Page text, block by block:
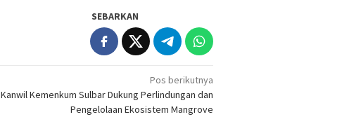
SEBARKAN
Pos berikutnya
Kanwil Kemenkum Sulbar Dukung Perlindungan dan
Pengelolaan Ekosistem Mangrove